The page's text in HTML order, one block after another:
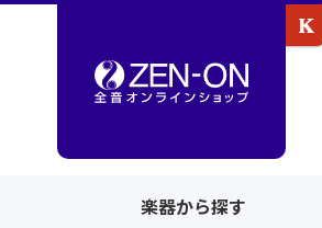
楽器から探す